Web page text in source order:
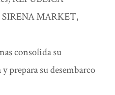
SIRENA MARKET,
consolida su
prepara su desembarco